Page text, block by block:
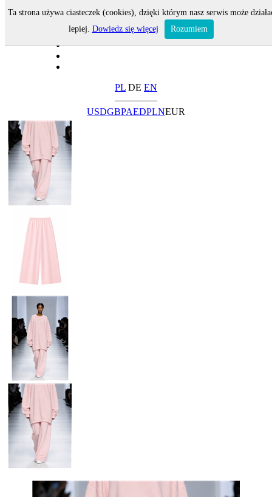
PL DE EN
USDGBPAEDPLNEUR
Ta strona używa ciasteczek (cookies), dzięki którym nasz serwis może
lepiej. Dowiedz się więcej Rozumiem